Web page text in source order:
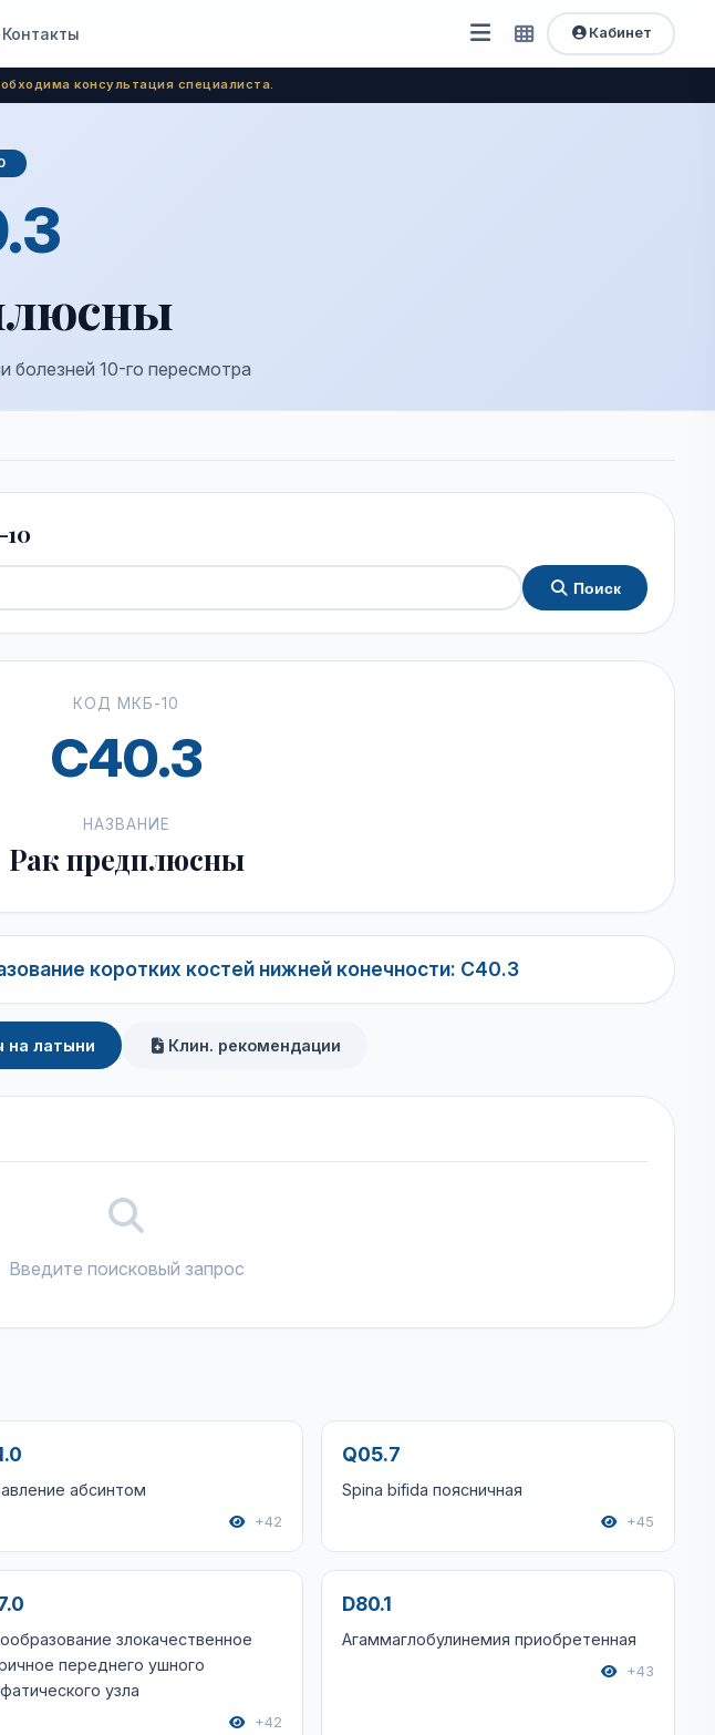
Контакты
Открыть
меню
Быстрый
доступ
Кабинет
консультация специалиста.
10-го пересмотра
Поиск
КОД МКБ-10
C40.3
НАЗВАНИЕ
Рак предплюсны
коротких костей нижней конечности: C40.3
на латыни Клин. рекомендации
Введите поисковый запрос
абсинтом
+42
Q05.7
Spina bifida поясничная
+45
злокачественное
переднего ушного
узла
+42
D80.1
Агаммаглобулинемия приобретенная
+43